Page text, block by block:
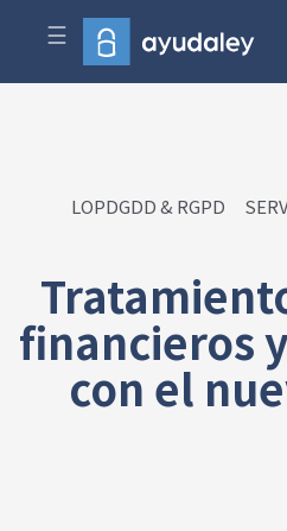
☰
LOPDGDD & RGPD
financieros
con el